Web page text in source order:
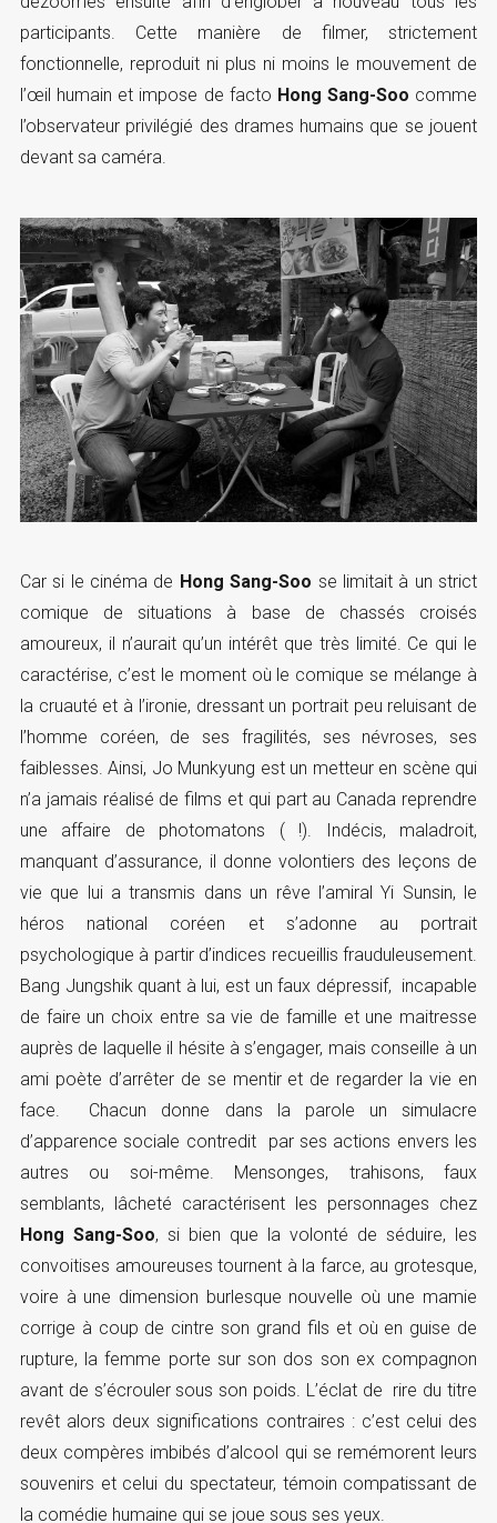
participants. Cette manière de filmer, strictement
fonctionnelle, reproduit ni plus ni moins le mouvement de
l’œil humain et impose de facto Hong Sang-Soo comme
l’observateur privilégié des drames humains que se jouent
devant sa caméra.
Car si le cinéma de Hong Sang-Soo se limitait à un strict
comique de situations à base de chassés croisés
amoureux, il n’aurait qu’un intérêt que très limité. Ce qui le
caractérise, c’est le moment où le comique se mélange à
la cruauté et à l’ironie, dressant un portrait peu reluisant de
l’homme coréen, de ses fragilités, ses névroses, ses
faiblesses. Ainsi, Jo Munkyung est un metteur en scène qui
n’a jamais réalisé de films et qui part au Canada reprendre
une affaire de photomatons ( !). Indécis, maladroit,
manquant d’assurance, il donne volontiers des leçons de
vie que lui a transmis dans un rêve l’amiral Yi Sunsin, le
héros national coréen et s’adonne au portrait
psychologique à partir d’indices recueillis frauduleusement.
Bang Jungshik quant à lui, est un faux dépressif, incapable
de faire un choix entre sa vie de famille et une maitresse
auprès de laquelle il hésite à s’engager, mais conseille à un
ami poète d’arrêter de se mentir et de regarder la vie en
face. Chacun donne dans la parole un simulacre
d’apparence sociale contredit par ses actions envers les
autres ou soi-même. Mensonges, trahisons, faux
semblants, lâcheté caractérisent les personnages chez
Hong Sang-Soo, si bien que la volonté de séduire, les
convoitises amoureuses tournent à la farce, au grotesque,
voire à une dimension burlesque nouvelle où une mamie
corrige à coup de cintre son grand fils et où en guise de
rupture, la femme porte sur son dos son ex compagnon
avant de s’écrouler sous son poids. L’éclat de rire du titre
revêt alors deux significations contraires : c’est celui des
deux compères imbibés d’alcool qui se remémorent leurs
souvenirs et celui du spectateur, témoin compatissant de
la comédie humaine qui se joue sous ses yeux.